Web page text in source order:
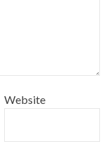
Website